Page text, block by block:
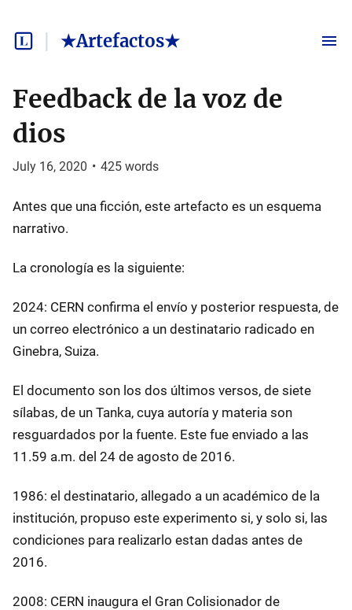
★Artefactos★
Feedback de la voz de
dios
July 16, 2020 • 425 words
Antes que una ficción, este artefacto es un esquema
narrativo.
La cronología es la siguiente:
2024: CERN confirma el envío y posterior respuesta, de
un correo electrónico a un destinatario radicado en
Ginebra, Suiza.
El documento son los dos últimos versos, de siete
sílabas, de un Tanka, cuya autoría y materia son
resguardados por la fuente. Este fue enviado a las
11.59 a.m. del 24 de agosto de 2016.
1986: el destinatario, allegado a un académico de la
institución, propuso este experimento si, y solo si, las
condiciones para realizarlo estan dadas antes de
2016.
2008: CERN inaugura el Gran Colisionador de